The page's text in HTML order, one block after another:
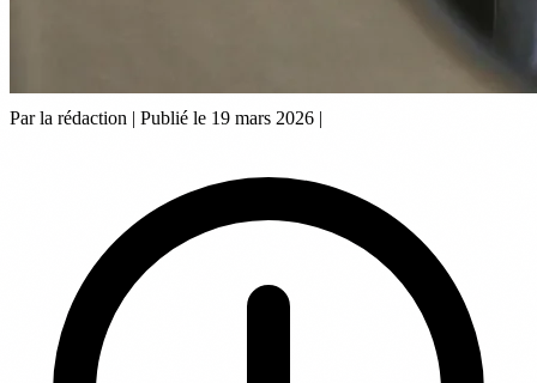
Par la rédaction | Publié le 19 mars 2026 |